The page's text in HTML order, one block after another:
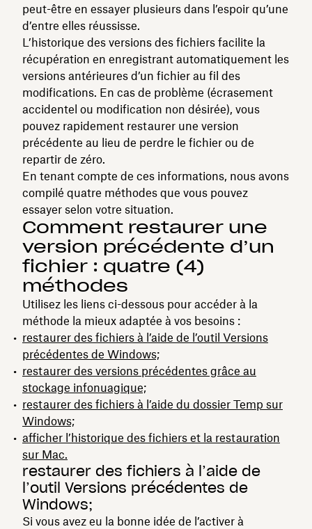
peut-être en essayer plusieurs dans l’espoir qu’une
d’entre elles réussisse.
L’historique des versions des fichiers facilite la
récupération en enregistrant automatiquement les
versions antérieures d’un fichier au fil des
modifications. En cas de problème (écrasement
accidentel ou modification non désirée), vous
pouvez rapidement restaurer une version
précédente au lieu de perdre le fichier ou de
repartir de zéro.
En tenant compte de ces informations, nous avons
compilé quatre méthodes que vous pouvez
essayer selon votre situation.
Comment restaurer une
version précédente d’un
fichier : quatre (4)
méthodes
Utilisez les liens ci-dessous pour accéder à la
méthode la mieux adaptée à vos besoins :
restaurer des fichiers à l’aide de l’outil Versions
précédentes de Windows;
restaurer des versions précédentes grâce au
stockage infonuagique;
restaurer des fichiers à l’aide du dossier Temp sur
Windows;
afficher l’historique des fichiers et la restauration
sur Mac.
restaurer des fichiers à l’aide de
l’outil Versions précédentes de
Windows;
Si vous avez eu la bonne idée de l’activer à